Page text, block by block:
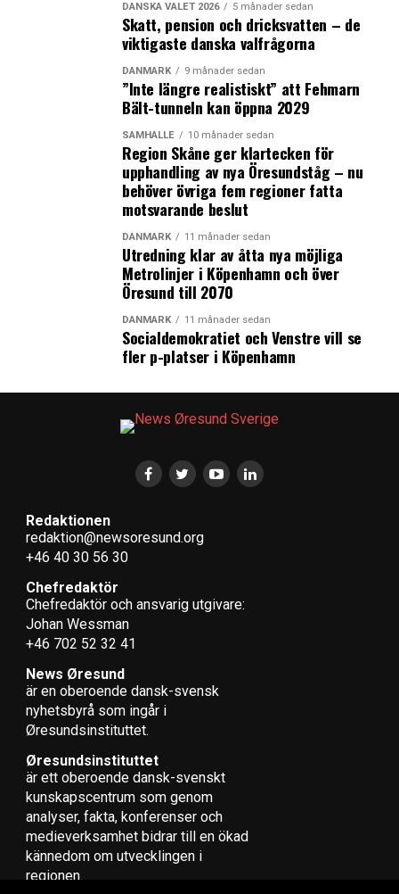
DANSKA VALET 2026 5 månader sedan
Skatt, pension och dricksvatten – de
viktigaste danska valfrågorna
DANMARK 9 månader sedan
”Inte längre realistiskt” att Fehmarn
Bält-tunneln kan öppna 2029
SAMHÄLLE 10 månader sedan
Region Skåne ger klartecken för
upphandling av nya Öresundståg – nu
behöver övriga fem regioner fatta
motsvarande beslut
DANMARK 11 månader sedan
Utredning klar av åtta nya möjliga
Metrolinjer i Köpenhamn och över
Öresund till 2070
DANMARK 11 månader sedan
Socialdemokratiet och Venstre vill se
fler p-platser i Köpenhamn
Redaktionen
redaktion@newsoresund.org
+46 40 30 56 30
Chefredaktör
Chefredaktör och ansvarig utgivare:
Johan Wessman
+46 702 52 32 41
News Øresund
är en oberoende dansk-svensk
nyhets­byrå som ingår i
Øresundsinstituttet.
Øresundsinstituttet
är ett oberoende dansk-svenskt
kunskapscentrum som genom
analyser, fakta, konferenser och
medieverksamhet bidrar till en ökad
kännedom om utvecklingen i
regionen.